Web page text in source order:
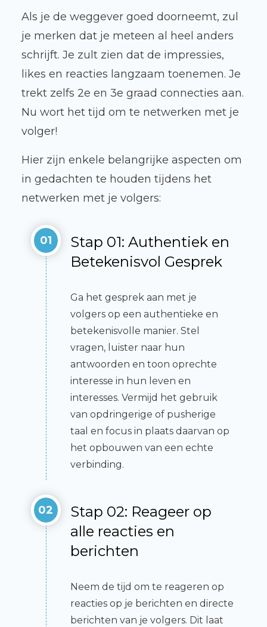
Als je de weggever goed doorneemt, zul
je merken dat je meteen al heel anders
schrijft. Je zult zien dat de impressies,
likes en reacties langzaam toenemen. Je
trekt zelfs 2e en 3e graad connecties aan.
Nu wort het tijd om te netwerken met je
volger!
Hier zijn enkele belangrijke aspecten om
in gedachten te houden tijdens het
netwerken met je volgers:
01
Stap 01: Authentiek en
Betekenisvol Gesprek
Ga het gesprek aan met je
volgers op een authentieke en
betekenisvolle manier. Stel
vragen, luister naar hun
antwoorden en toon oprechte
interesse in hun leven en
interesses. Vermijd het gebruik
van opdringerige of pusherige
taal en focus in plaats daarvan op
het opbouwen van een echte
verbinding.
02
Stap 02: Reageer op
alle reacties en
berichten
Neem de tijd om te reageren op
reacties op je berichten en directe
berichten van je volgers. Dit laat